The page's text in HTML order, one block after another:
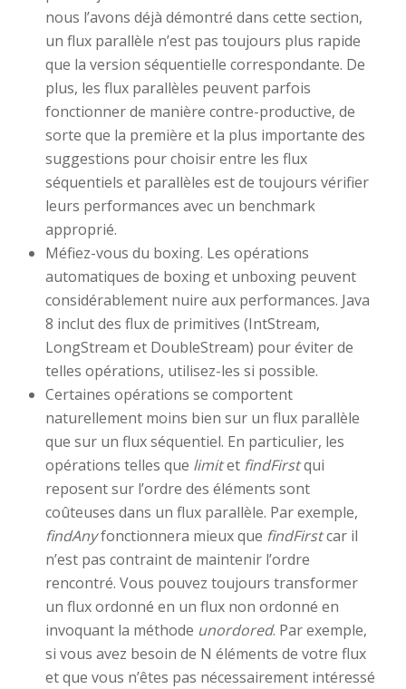
nous l’avons déjà démontré dans cette section,
un flux parallèle n’est pas toujours plus rapide
que la version séquentielle correspondante. De
plus, les flux parallèles peuvent parfois
fonctionner de manière contre-productive, de
sorte que la première et la plus importante des
suggestions pour choisir entre les flux
séquentiels et parallèles est de toujours vérifier
leurs performances avec un benchmark
approprié.
Méfiez-vous du boxing. Les opérations
automatiques de boxing et unboxing peuvent
considérablement nuire aux performances. Java
8 inclut des flux de primitives (IntStream,
LongStream et DoubleStream) pour éviter de
telles opérations, utilisez-les si possible.
Certaines opérations se comportent
naturellement moins bien sur un flux parallèle
que sur un flux séquentiel. En particulier, les
opérations telles que limitet findFirstqui
reposent sur l’ordre des éléments sont
coûteuses dans un flux parallèle. Par exemple,
findAnyfonctionnera mieux que findFirstcar il
n’est pas contraint de maintenir l’ordre
rencontré. Vous pouvez toujours transformer
un flux ordonné en un flux non ordonné en
invoquant la méthode unordored. Par exemple,
si vous avez besoin de N éléments de votre flux
et que vous n’êtes pas nécessairement intéressé